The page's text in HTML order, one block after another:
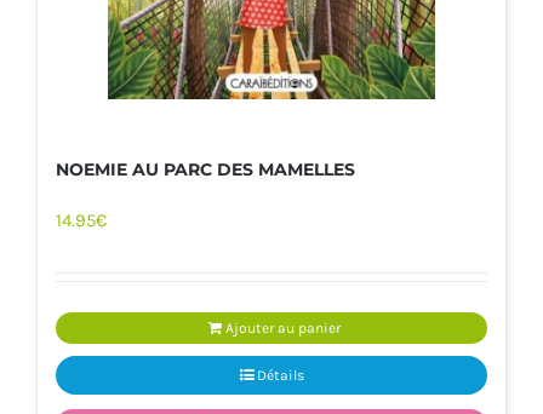
NOEMIE AU PARC DES MAMELLES
14.95€
Ajouter au panier
Détails